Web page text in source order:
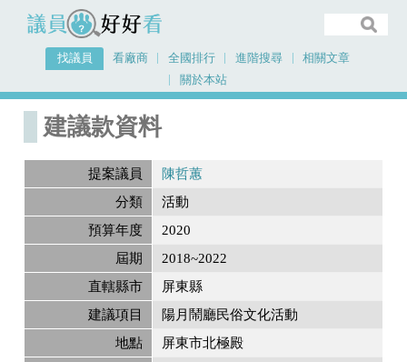
議員好好看
找議員 看廠商 全國排行 進階搜尋
相關文章
關於本站
首頁
建議款資料
提案議員
陳哲蕙
分類
活動
預算年度
2020
屆期
2018~2022
直轄縣市
屏東縣
建議項目
陽月鬧廳民俗文化活動
地點
屏東市北極殿